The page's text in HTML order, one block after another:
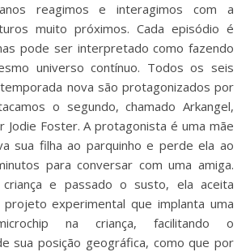
reagimos e interagimos com a
muito próximos. Cada episódio é
pode ser interpretado como fazendo
universo contínuo. Todos os seis
nova são protagonizados por
o segundo, chamado Arkangel,
Jodie Foster. A protagonista é uma mãe
sua filha ao parquinho e perde ela ao
para conversar com uma amiga.
criança e passado o susto, ela aceita
experimental que implanta uma
na criança, facilitando o
sua posição geográfica, como que por